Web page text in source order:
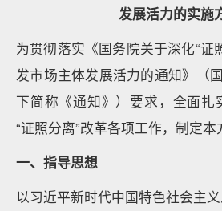
发展活力的实施
为贯彻落实《国务院关于深化“证
发市场主体发展活力的通知》（
下简称《通知》）要求，全面扎
“证照分离”改革各项工作，制定本
一、指导思想
以习近平新时代中国特色社会主